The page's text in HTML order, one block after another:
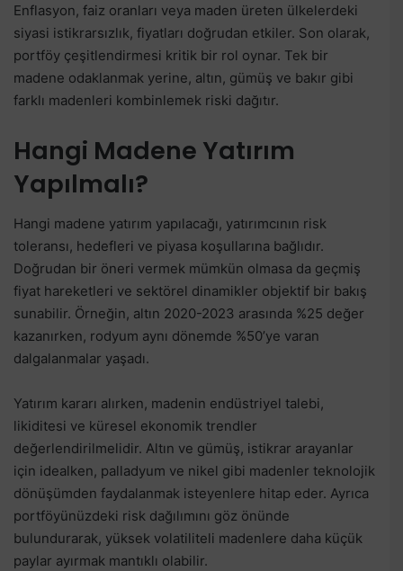
Enflasyon, faiz oranları veya maden üreten ülkelerdeki
siyasi istikrarsızlık, fiyatları doğrudan etkiler. Son olarak,
portföy çeşitlendirmesi kritik bir rol oynar. Tek bir
madene odaklanmak yerine, altın, gümüş ve bakır gibi
farklı madenleri kombinlemek riski dağıtır.
Hangi Madene Yatırım
Yapılmalı?
Hangi madene yatırım yapılacağı, yatırımcının risk
toleransı, hedefleri ve piyasa koşullarına bağlıdır.
Doğrudan bir öneri vermek mümkün olmasa da geçmiş
fiyat hareketleri ve sektörel dinamikler objektif bir bakış
sunabilir. Örneğin, altın 2020-2023 arasında %25 değer
kazanırken, rodyum aynı dönemde %50’ye varan
dalgalanmalar yaşadı.
Yatırım kararı alırken, madenin endüstriyel talebi,
likiditesi ve küresel ekonomik trendler
değerlendirilmelidir. Altın ve gümüş, istikrar arayanlar
için idealken, palladyum ve nikel gibi madenler teknolojik
dönüşümden faydalanmak isteyenlere hitap eder. Ayrıca
portföyünüzdeki risk dağılımını göz önünde
bulundurarak, yüksek volatiliteli madenlere daha küçük
paylar ayırmak mantıklı olabilir.